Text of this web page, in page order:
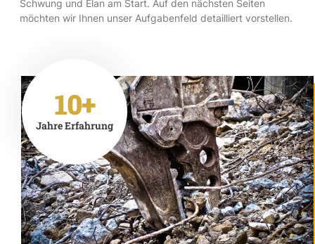
Schwung und Elan am Start. Auf den nächsten Seiten
möchten wir Ihnen unser Aufgabenfeld detailliert vorstellen.
10+
Jahre Erfahrung